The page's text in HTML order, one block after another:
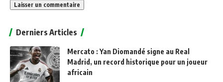
Derniers Articles
Mercato : Yan Diomandé signe au Real
Madrid, un record historique pour un joueur
africain